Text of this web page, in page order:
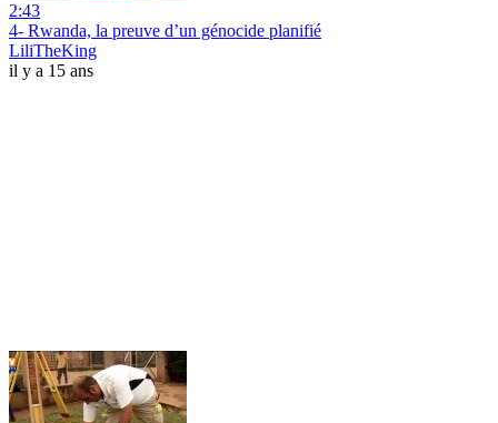
2:43
4- Rwanda, la preuve d’un génocide planifié
LiliTheKing
il y a 15 ans